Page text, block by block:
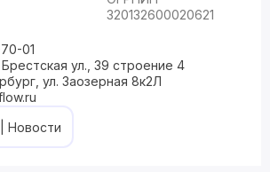
320132600020621
01
ул., 39 строение 4
ул. Заозерная 8к2Л
Новости